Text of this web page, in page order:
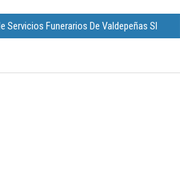
Servicios Funerarios De Valdepeñas Sl